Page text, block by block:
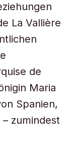
La Vallière
de
Maria
Spanien,
zumindest